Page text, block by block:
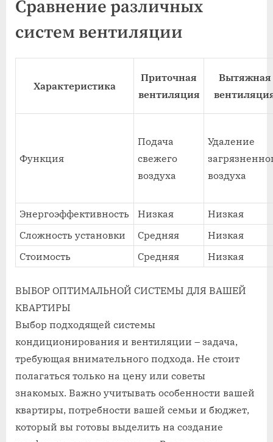
Сравнение различных
систем вентиляции
Характеристика
Приточная
вентиляция
Вытяжная
Функция
Подача
свежего
воздуха
Удаление
воздуха
Энергоэффективность Низкая
Низкая
Сложность установки
Средняя
Низкая
Стоимость
Средняя Низкая
ВЫБОР ОПТИМАЛЬНОЙ СИСТЕМЫ ДЛЯ ВАШЕЙ
КВАРТИРЫ
Выбор подходящей системы
кондиционирования и вентиляции – задача,
требующая внимательного подхода. Не стоит
полагаться только на цену или советы
знакомых. Важно учитывать особенности вашей
квартиры, потребности вашей семьи и бюджет,
который вы готовы выделить на создание